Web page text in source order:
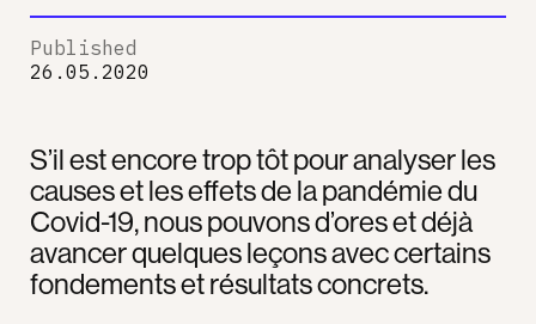
S’il est encore trop tôt pour analyser les
causes et les effets de la pandémie du
Covid-19, nous pouvons d’ores et déjà
avancer quelques leçons avec certains
fondements et résultats concrets.
Published
26.05.2020